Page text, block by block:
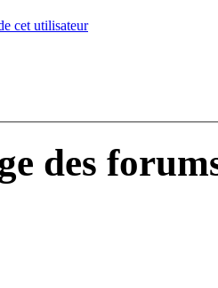
cet utilisateur
des